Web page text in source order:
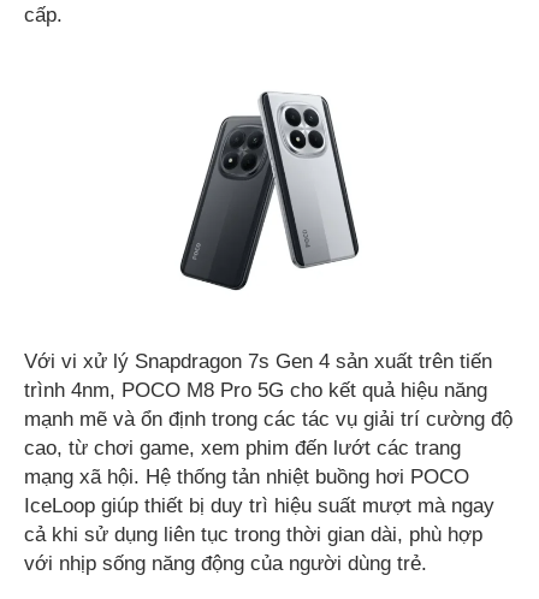
cấp.
Với vi xử lý Snapdragon 7s Gen 4 sản xuất trên tiến
trình 4nm, POCO M8 Pro 5G cho kết quả hiệu năng
mạnh mẽ và ổn định trong các tác vụ giải trí cường độ
cao, từ chơi game, xem phim đến lướt các trang
mạng xã hội. Hệ thống tản nhiệt buồng hơi POCO
IceLoop giúp thiết bị duy trì hiệu suất mượt mà ngay
cả khi sử dụng liên tục trong thời gian dài, phù hợp
với nhịp sống năng động của người dùng trẻ.